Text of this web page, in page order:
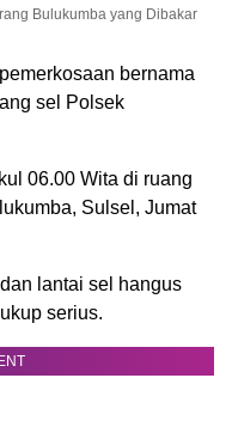
Bulukumba yang Dibakar
bernama
sel Polsek
06.00 Wita di ruang
Sulsel, Jumat
lantai sel hangus
serius.